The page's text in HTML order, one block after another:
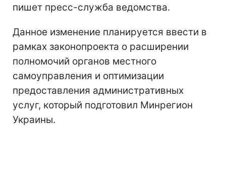
пишет пресс-служба ведомства.
Данное изменение планируется ввести в
рамках законопроекта о расширении
полномочий органов местного
самоуправления и оптимизации
предоставления административных
услуг, который подготовил Минрегион
Украины.